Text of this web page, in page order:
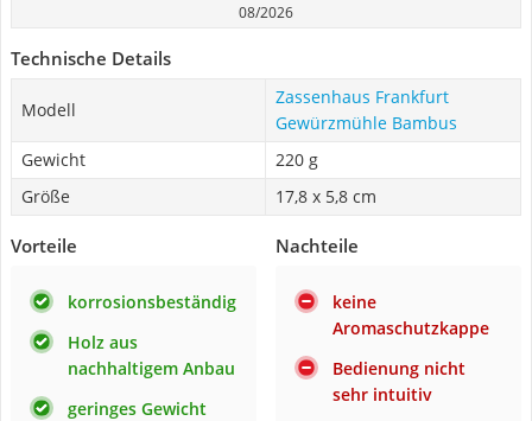
08/2026
Technische Details
Modell
Zassenhaus Frankfurt
Gewürzmühle Bambus
Gewicht
220 g
Größe
17,8 x 5,8 cm
Vorteile
korrosionsbeständig
Holz aus
nachhaltigem Anbau
geringes Gewicht
Nachteile
keine
Aromaschutzkappe
Bedienung nicht
sehr intuitiv